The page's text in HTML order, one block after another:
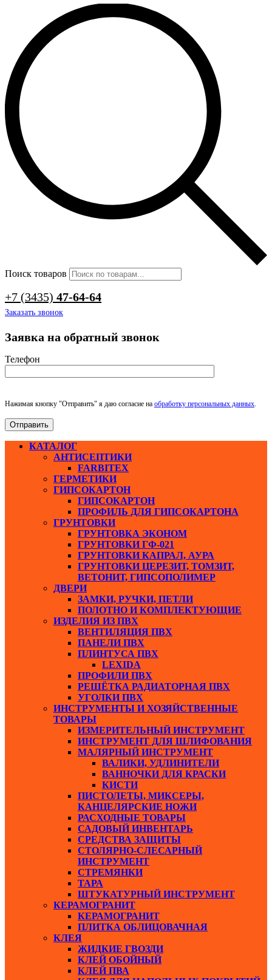
Поиск товаров
+7 (3435) 47-64-64
Заказать звонок
Заявка на обратный звонок
Телефон
Нажимая кнопку "Отправить" я даю согласие на обработку персональных данных
КАТАЛОГ
АНТИСЕПТИКИ
FARBITEX
ГЕРМЕТИКИ
ГИПСОКАРТОН
ГИПСОКАРТОН
ПРОФИЛЬ ДЛЯ ГИПСОКАРТОНА
ГРУНТОВКИ
ГРУНТОВКА ЭКОНОМ
ГРУНТОВКИ ГФ-021
ГРУНТОВКИ КАПРАЛ, АУРА
ГРУНТОВКИ ЦЕРЕЗИТ, ТОМЗИТ,
ВЕТОНИТ, ГИПСОПОЛИМЕР
ДВЕРИ
ЗАМКИ, РУЧКИ, ПЕТЛИ
ПОЛОТНО И КОМПЛЕКТУЮЩИЕ
ИЗДЕЛИЯ ИЗ ПВХ
ВЕНТИЛЯЦИЯ ПВХ
ПАНЕЛИ ПВХ
ПЛИНТУСА ПВХ
LEXIDA
ПРОФИЛИ ПВХ
РЕШЁТКА РАДИАТОРНАЯ ПВХ
УГОЛКИ ПВХ
ИНСТРУМЕНТЫ И ХОЗЯЙСТВЕННЫЕ
ТОВАРЫ
ИЗМЕРИТЕЛЬНЫЙ ИНСТРУМЕНТ
ИНСТРУМЕНТ ДЛЯ ШЛИФОВАНИЯ
МАЛЯРНЫЙ ИНСТРУМЕНТ
ВАЛИКИ, УДЛИНИТЕЛИ
ВАННОЧКИ ДЛЯ КРАСКИ
КИСТИ
ПИСТОЛЕТЫ, МИКСЕРЫ,
КАНЦЕЛЯРСКИЕ НОЖИ
РАСХОДНЫЕ ТОВАРЫ
САДОВЫЙ ИНВЕНТАРЬ
СРЕДСТВА ЗАЩИТЫ
СТОЛЯРНО-СЛЕСАРНЫЙ
ИНСТРУМЕНТ
СТРЕМЯНКИ
ТАРА
ШТУКАТУРНЫЙ ИНСТРУМЕНТ
КЕРАМОГРАНИТ
КЕРАМОГРАНИТ
ПЛИТКА ОБЛИЦОВАЧНАЯ
КЛЕЯ
ЖИДКИЕ ГВОЗДИ
КЛЕЙ ОБОЙНЫЙ
КЛЕЙ ПВА